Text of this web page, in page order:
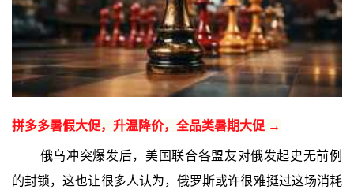
拼多多暑假大促，升温降价，全品类暑期大促 →
俄乌冲突爆发后，美国联合各盟友对俄发起史无前例
的封锁，这也让很多人认为，俄罗斯或许很难挺过这场消耗